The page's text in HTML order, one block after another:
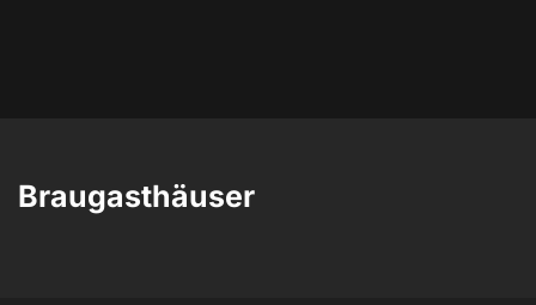
Braugasthäuser